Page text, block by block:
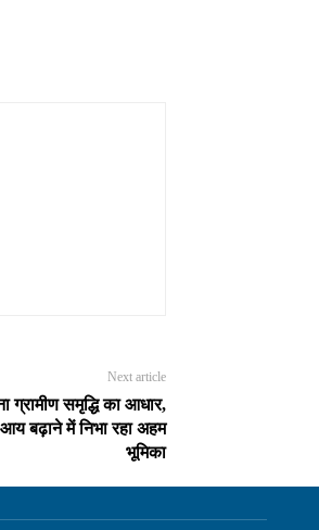
Next article
ग्रामीण समृद्धि का आधार,
बढ़ाने में निभा रहा अहम
भूमिका